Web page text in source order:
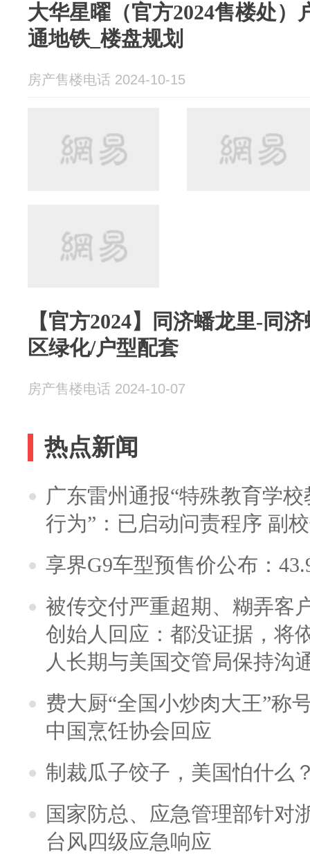
大华星曜（官方2024售楼处）
通地铁_楼盘规划
房产售楼电话 2024-10-15
【官方2024】同济蟠龙里-同
区绿化/户型配套
房产售楼电话 2024-10-07
热点新闻
广东雷州通报“特殊教育学
行为”：已启动问责程序 副
享界G9车型预售价公布：
被传交付严重超期、糊弄客
创始人回应：都没证据，将
人长期与美国交管局保持沟
费大厨“全国小炒肉大王”称
中国烹饪协会回应
制裁瓜子饺子，美国怕什么
国家防总、应急管理部针对
台风四级应急响应